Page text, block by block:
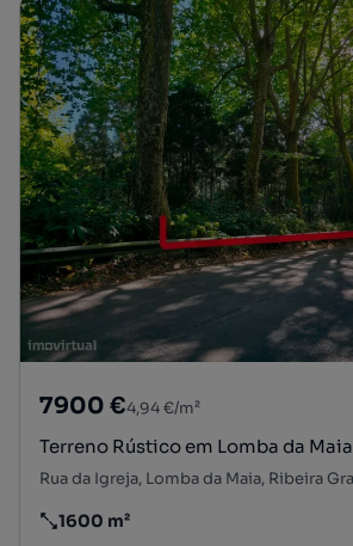
7900 €4,94 €/m²
Terreno Rústico em Lomba da Maia
Preço por metro quadrado
1600 m²